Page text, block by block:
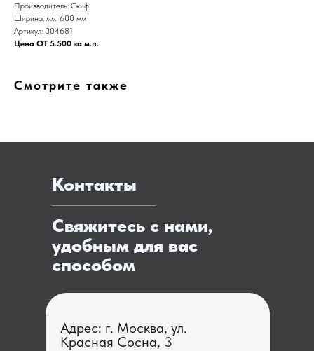
Производитель: Скиф
Ширина, мм: 600 мм
Артикул: 004681
Цена ОТ 5.500 за м.п.
Смотрите также
Контакты
Свяжитесь с нами,
удобным для вас
способом
Адрес: г. Москва, ул.
Красная Сосна, 3